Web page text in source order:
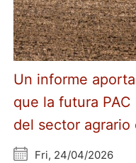
Un informe
que la futura
del sector agrario
Fri, 24/04/2026